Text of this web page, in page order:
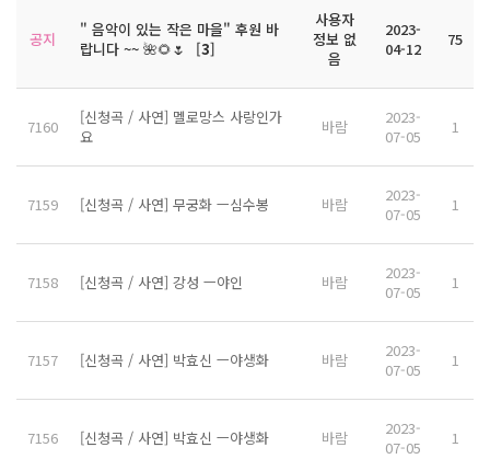
공지
" 음악이 있는 작은 마을" 후원 바
랍니다 ~~ 🌺🌻🌷
[3]
사용자
정보 없
음
2023-
04-12
75
7160
[신청곡 / 사연] 멜로망스 사랑인가
요
바람
2023-
07-05
1
7159 [신청곡 / 사연] 무궁화 ㅡ심수봉 바람
2023-
07-05
1
7158 [신청곡 / 사연] 강성 ㅡ야인 바람
2023-
07-05
1
7157 [신청곡 / 사연] 박효신 ㅡ야생화 바람
2023-
07-05
1
7156 [신청곡 / 사연] 박효신 ㅡ야생화 바람
2023-
07-05
1